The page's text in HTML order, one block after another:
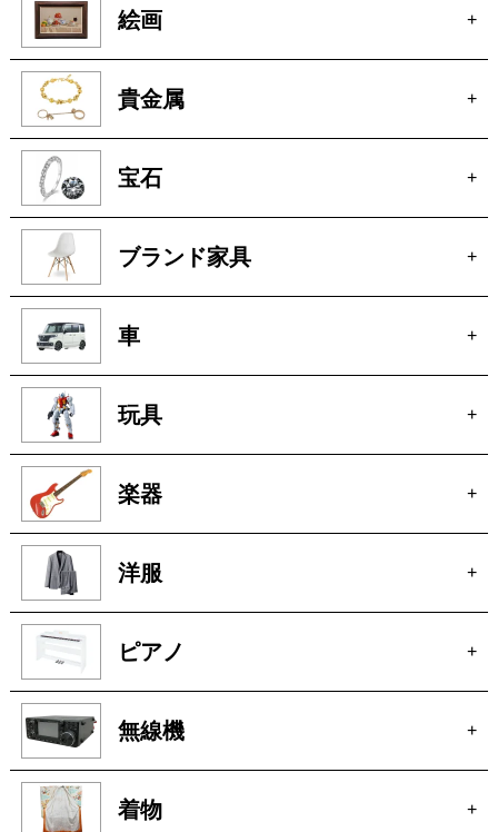
絵画 +
貴金属 +
宝石 +
ブランド家具 +
車 +
玩具 +
楽器 +
洋服 +
ピアノ +
無線機 +
着物 +